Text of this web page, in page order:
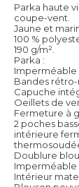
Parka haute
coupe-vent.
Jaune et
100 %
190 g/m².
Parka :
Imperméable
Bandes rétro-
Capuche
Oeillets de
Fermeture à
2 poches
intérieure
Doublure
Imperméable
Intérieur